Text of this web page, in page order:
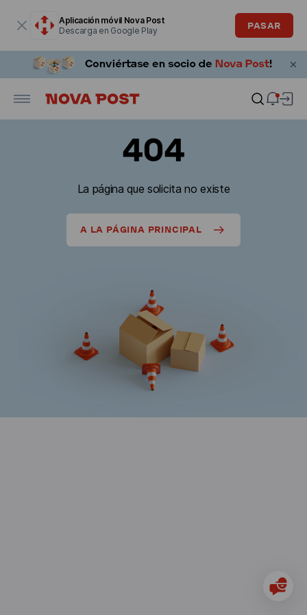
Aplicación móvil Nova Post
Descarga en Google Play
PASAR
404
La página que solicita no existe
A LA PÁGINA PRINCIPAL